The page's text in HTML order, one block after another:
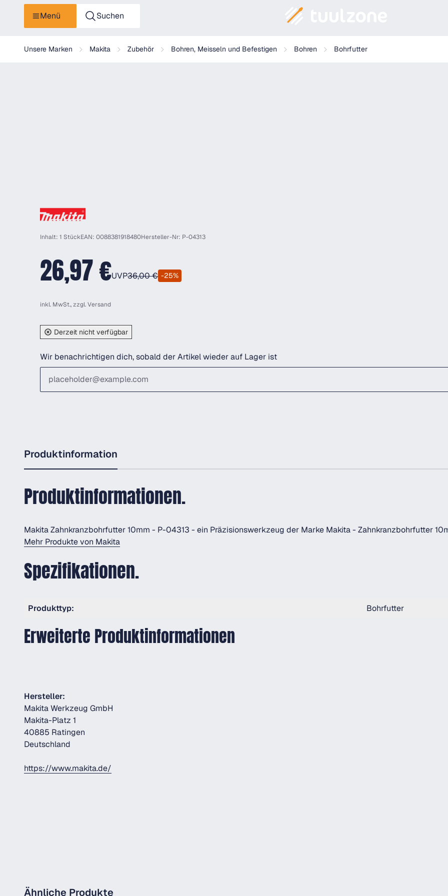
Menü Suchen
Unsere Marken Makita Zubehör Bohren, Meisseln und Befestigen Bohren Bohrfutter
Makita Zahnkranzbohrfutter 10mm - P-04313
Inhalt: 1 StückEAN: 0088381918480Hersteller-Nr: P-04313
26,97 €UVP36,00 € -25%
inkl. MwSt., zzgl.Versand
Derzeit nicht verfügbar
Wir benachrichtigen dich, sobald der Artikel wieder auf Lager ist
Produktinformation
Produktinformationen.
Makita Zahnkranzbohrfutter 10mm - P-04313 - ein Präzisionswerkzeug der Marke Makita - Zahnkranzbohrfutter
Mehr Produkte von Makita
Spezifikationen.
Produkttyp: Bohrfutter
Erweiterte Produktinformationen
Hersteller:
Makita Werkzeug GmbH
Makita-Platz 1
40885 Ratingen
Deutschland
https://www.makita.de/
Ähnliche Produkte